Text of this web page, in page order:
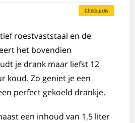
Check prijs
roestvaststaal en de
het bovendien
je drank maar liefst 12
koud. Zo geniet je een
perfect gekoeld drankje.
een inhoud van 1,5 liter